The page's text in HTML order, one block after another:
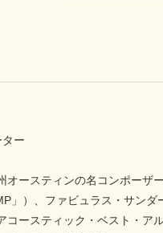
ー
オースティンの名コンポー
」）、ファビュラス・サン
コースティック・ベスト・